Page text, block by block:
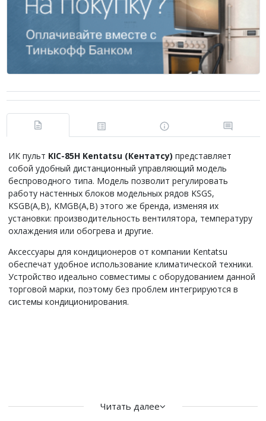
ИК пульт KIC-85H Kentatsu (Кентатсу) представляет
собой удобный дистанционный управляющий модель
беспроводного типа. Модель позволит регулировать
работу настенных блоков модельных рядов KSGS,
KSGB(A,B), KMGB(A,B) этого же бренда, изменяя их
установки: производительность вентилятора, температуру
охлаждения или обогрева и другие.
Аксессуары для кондиционеров от компании Kentatsu
обеспечат удобное использование климатической техники.
Устройство идеально совместимы с оборудованием данной
торговой марки, поэтому без проблем интегрируются в
системы кондиционирования.
Читать далее